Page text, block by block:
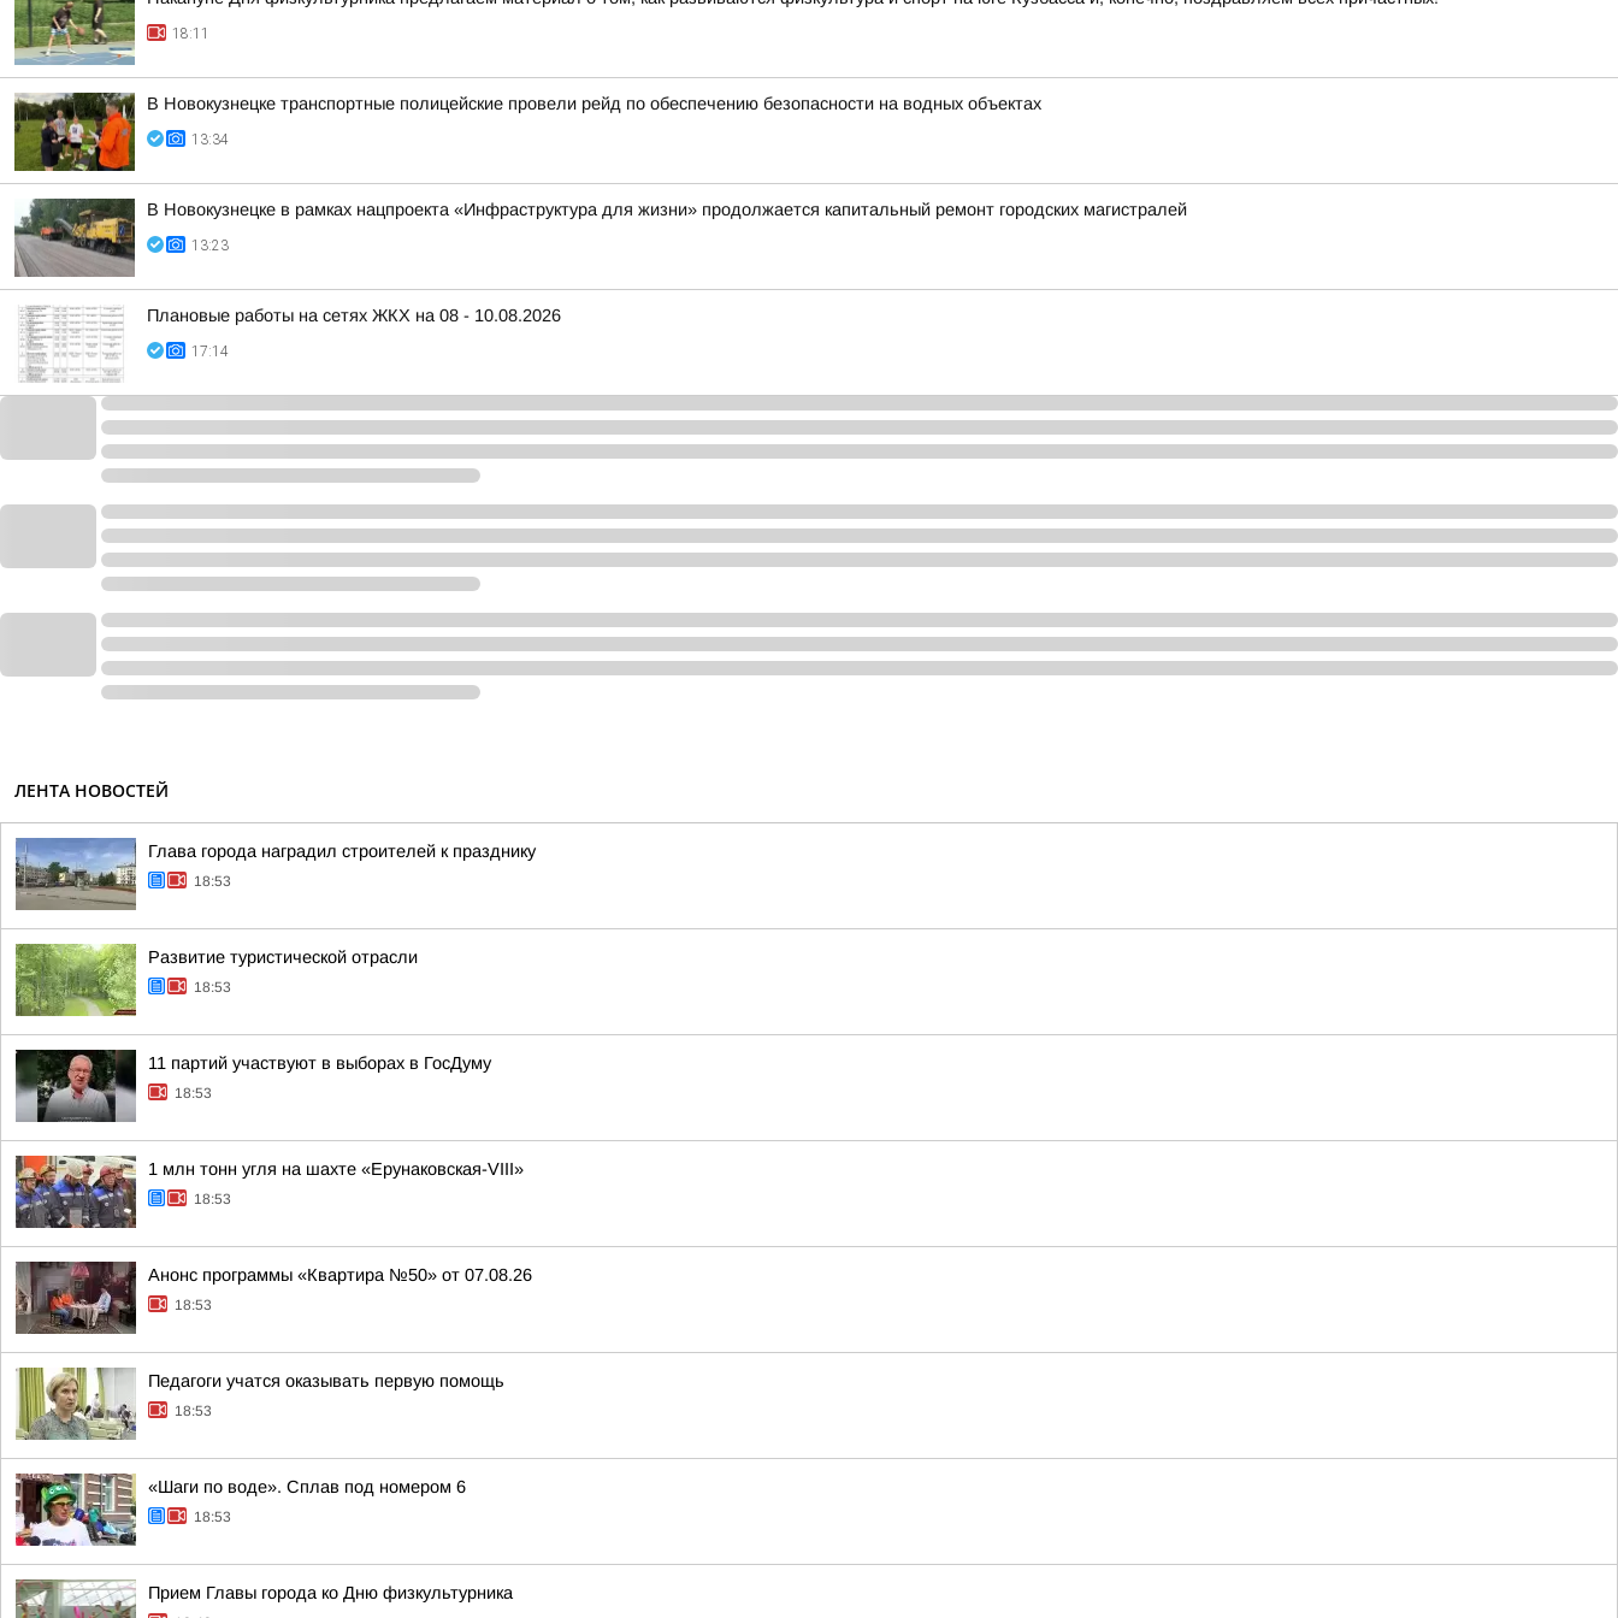
18:11
В Новокузнецке транспортные полицейские провели рейд по обеспечению безопасности на водных объектах
13:34
В Новокузнецке в рамках нацпроекта «Инфраструктура для жизни» продолжается капитальный ремонт городских магистралей
13:23
Плановые работы на сетях ЖКХ на 08 - 10.08.2026
17:14
ЛЕНТА НОВОСТЕЙ
Глава города наградил строителей к празднику
18:53
Развитие туристической отрасли
18:53
11 партий участвуют в выборах в ГосДуму
18:53
1 млн тонн угля на шахте «Ерунаковская-VIII»
18:53
Анонс программы «Квартира №50» от 07.08.26
18:53
Педагоги учатся оказывать первую помощь
18:53
«Шаги по воде». Сплав под номером 6
18:53
Прием Главы города ко Дню физкультурника